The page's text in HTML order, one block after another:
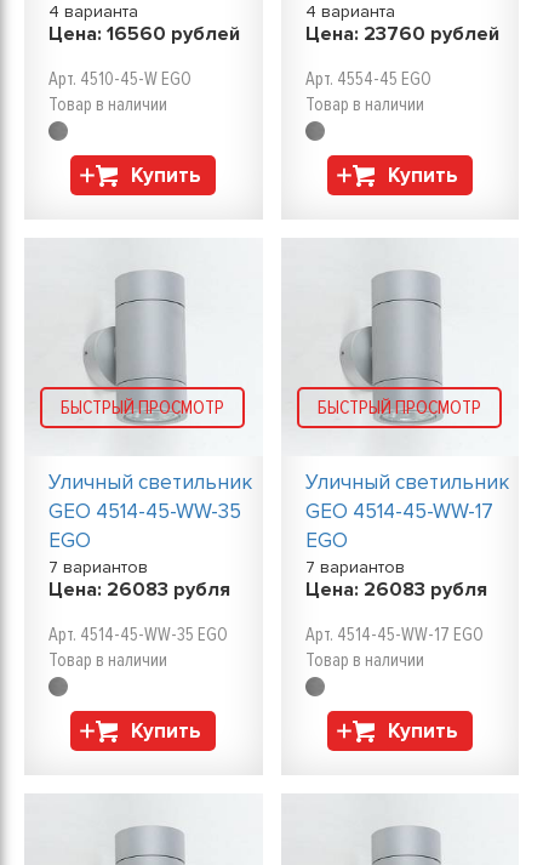
4 варианта
Цена: 16560 рублей
Арт. 4510-45-W EGO
Товар в наличии
Купить
4 варианта
Цена: 23760 рублей
Арт. 4554-45 EGO
Товар в наличии
Купить
БЫСТРЫЙ ПРОСМОТР
Уличный светильник
GEO 4514-45-WW-35
EGO
7 вариантов
Цена: 26083 рубля
Арт. 4514-45-WW-35 EGO
Товар в наличии
Купить
БЫСТРЫЙ ПРОСМОТР
Уличный светильник
GEO 4514-45-WW-17
EGO
7 вариантов
Цена: 26083 рубля
Арт. 4514-45-WW-17 EGO
Товар в наличии
Купить